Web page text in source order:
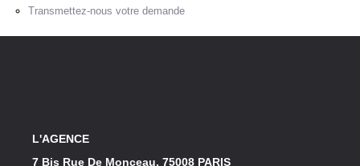
NOTRE AGENCE
Transmettez-nous votre demande
L'AGENCE
7 Bis Rue De Monceau, 75008 PARIS